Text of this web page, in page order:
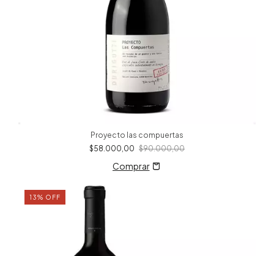
Proyecto las compuertas
$58.000,00 $90.000,00
13% OFF